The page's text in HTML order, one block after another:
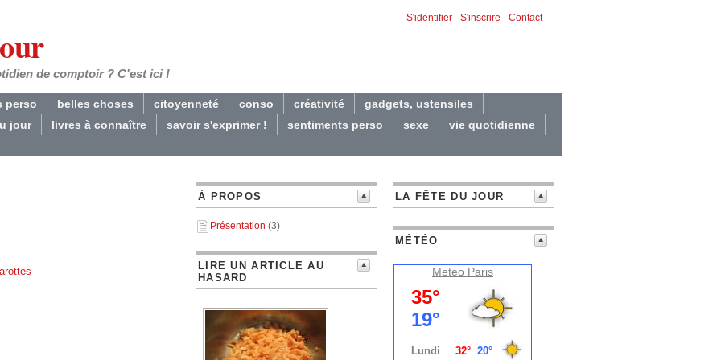
S'identifier - S'inscrire - Contact
de comptoir ? C'est ici !
perso belles choses citoyenneté conso créativité
gadgets, ustensiles
jour
livres à connaître savoir s'exprimer ! sentiments perso sexe vie quotidienne
À PROPOS
Présentation (3)
LIRE UN ARTICLE AU
HASARD
LA FÊTE DU JOUR
MÉTÉO
Meteo Paris